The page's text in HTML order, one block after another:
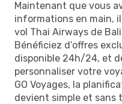
Maintenant que vous
informations en main,
vol Thai Airways de
Bénéficiez d’offres
disponible 24h/24, et
personnaliser votre
GO Voyages, la
devient simple et sans